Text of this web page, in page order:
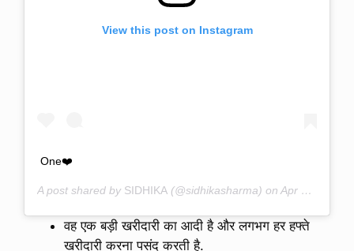
View this post on Instagram
One❤️
A post shared by SIDHIKA (@sidhikasharma) on Apr 18, 2020 at 2:21pm PDT
वह एक बड़ी खरीदारी का आदी है और लगभग हर हफ्ते
खरीदारी करना पसंद करती है.